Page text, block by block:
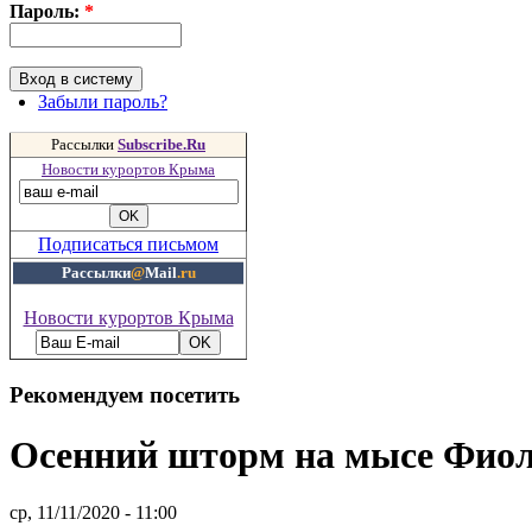
Пароль: *
Забыли пароль?
Рассылки Subscribe.Ru
Новости курортов Крыма
Подписаться письмом
Рассылки@Mail.ru
Новости курортов Крыма
Рекомендуем посетить
Осенний шторм на мысе
ср, 11/11/2020 - 11:00